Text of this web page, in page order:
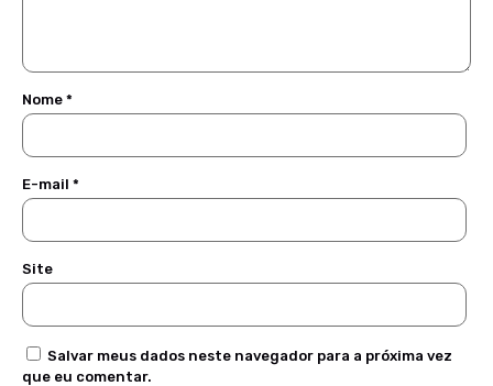
Nome *
E-mail *
Site
Salvar meus dados neste navegador para a próxima vez
que eu comentar.